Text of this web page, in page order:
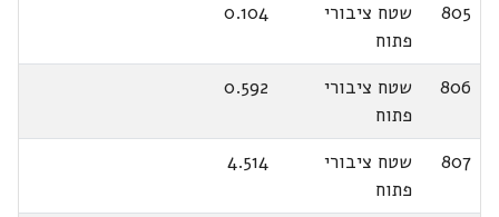
805
שטח ציבורי
פתוח
0.104
806
שטח ציבורי
פתוח
0.592
807
שטח ציבורי
פתוח
4.514